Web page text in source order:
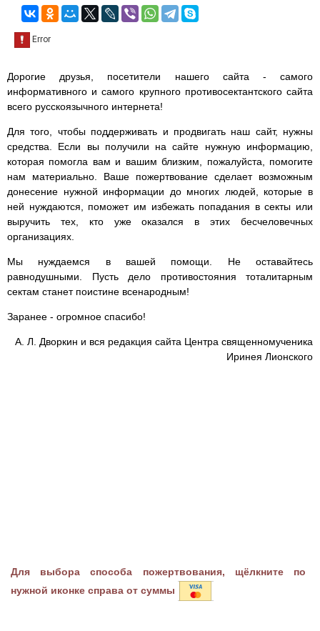
Дорогие друзья, посетители нашего сайта - самого
информативного и самого крупного противосектантского сайта
всего русскоязычного интернета!
Для того, чтобы поддерживать и продвигать наш сайт, нужны
средства. Если вы получили на сайте нужную информацию,
которая помогла вам и вашим близким, пожалуйста, помогите
нам материально. Ваше пожертвование сделает возможным
донесение нужной информации до многих людей, которые в
ней нуждаются, поможет им избежать попадания в секты или
выручить тех, кто уже оказался в этих бесчеловечных
организациях.
Мы нуждаемся в вашей помощи. Не оставайтесь
равнодушными. Пусть дело противостояния тоталитарным
сектам станет поистине всенародным!
Заранее - огромное спасибо!
А. Л. Дворкин и вся редакция сайта Центра священномученика
Иринея Лионского
Для выбора способа пожертвования, щёлкните по
нужной иконке справа от суммы